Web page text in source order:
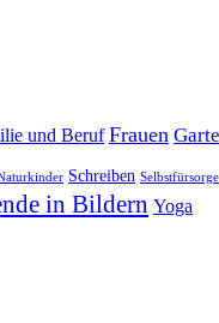
und Beruf Frauen
Schreiben Selbstfürsorge
in Bildern Yoga